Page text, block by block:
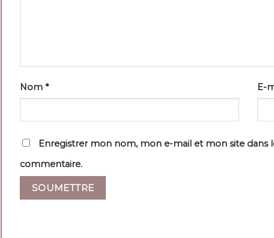
Nom * E-
Enregistrer mon nom, mon e-mail et mon site dans
commentaire.